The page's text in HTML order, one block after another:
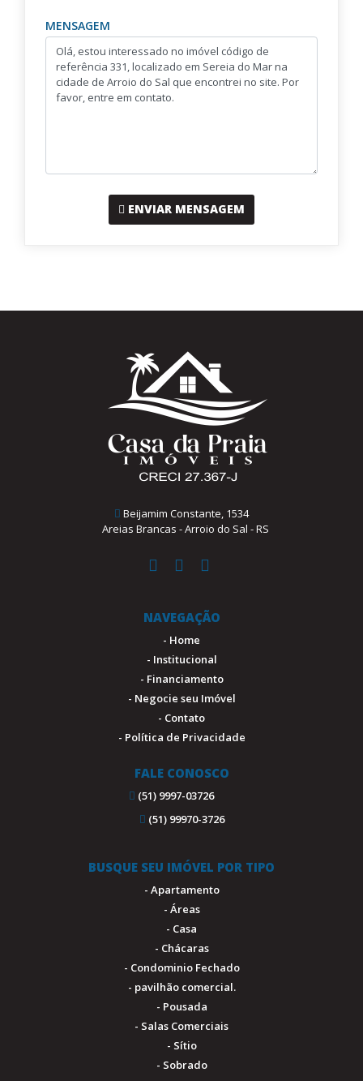
MENSAGEM
ENVIAR MENSAGEM
Beijamim Constante, 1534
Areias Brancas - Arroio do Sal - RS
NAVEGAÇÃO
- Home
- Institucional
- Financiamento
- Negocie seu Imóvel
- Contato
- Política de Privacidade
FALE CONOSCO
(51) 9997-03726
(51) 99970-3726
BUSQUE SEU IMÓVEL POR TIPO
- Apartamento
- Áreas
- Casa
- Chácaras
- Condominio Fechado
- pavilhão comercial.
- Pousada
- Salas Comerciais
- Sítio
- Sobrado